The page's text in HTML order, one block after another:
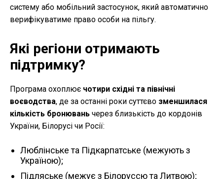
систему або мобільний застосунок, який автоматично
верифікуватиме право особи на пільгу.
Які регіони отримають
підтримку?
Програма охоплює чотири східні та північні
воєводства, де за останні роки суттєво зменшилася
кількість бронювань через близькість до кордонів
України, Білорусі чи Росії:
Люблінське та Підкарпатське (межують з
Україною);
Підляське (межує з Білоруссю та Литвою);